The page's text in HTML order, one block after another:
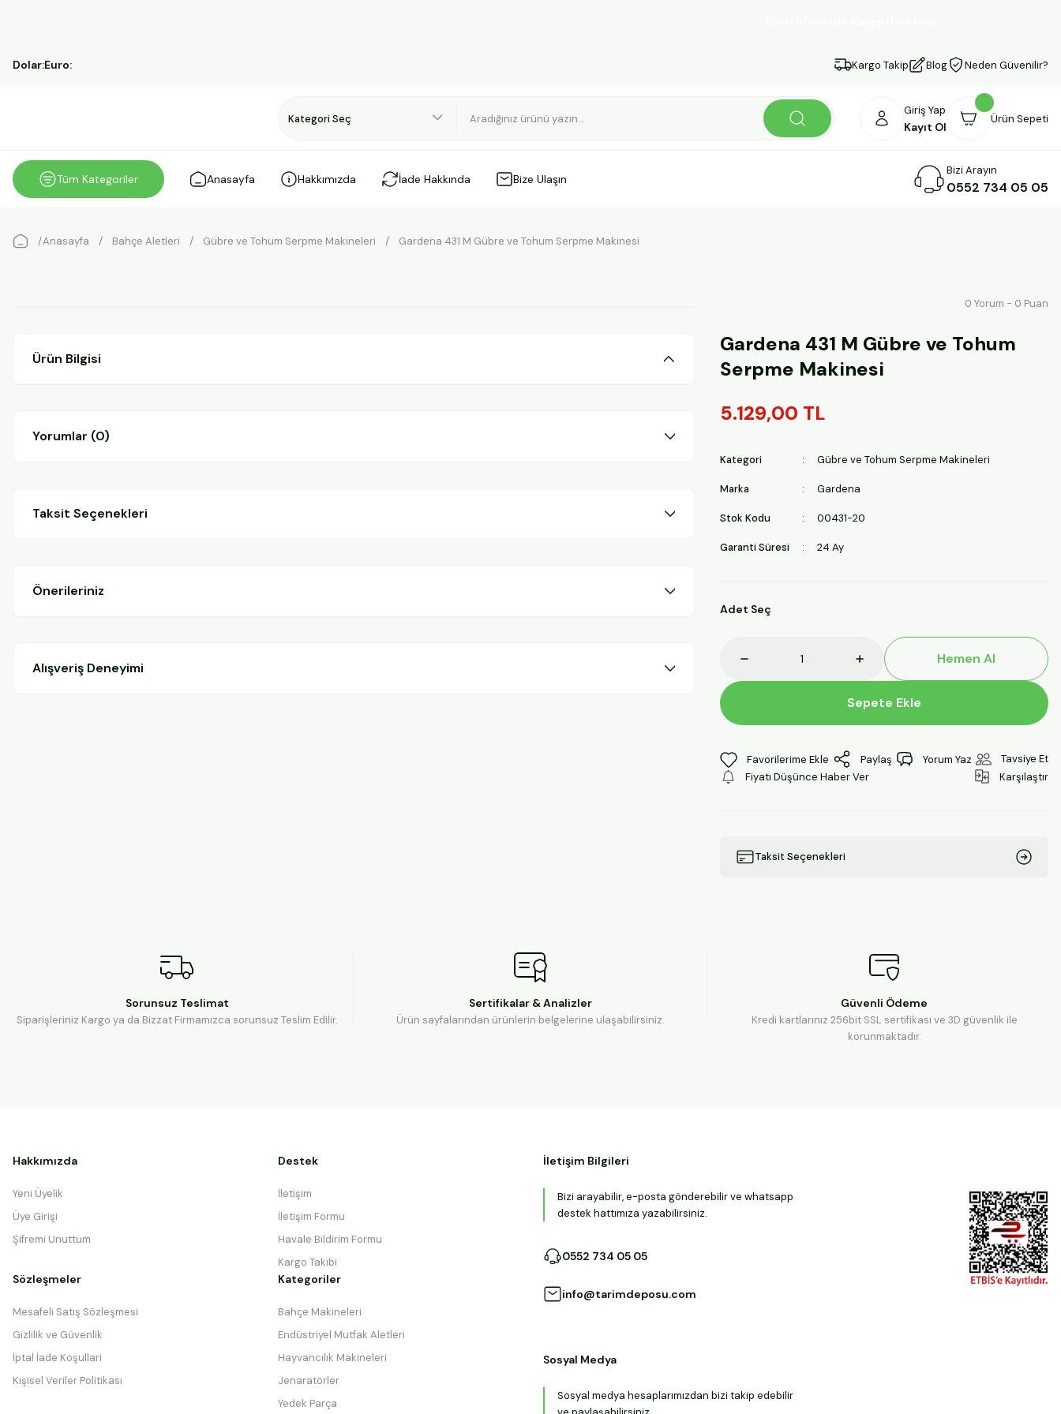
Dolar:Euro: Kargo Takip Blog Neden Güvenilir?
Giriş Yap
Kayıt Ol
Ürün Sepeti
Tüm Kategoriler Anasayfa Hakkımızda İade Hakkında Bize Ulaşın
Bizi Arayın
0552 734 05 05
Anasayfa Bahçe Aletleri Gübre ve Tohum Serpme Makineleri Gardena 431 M Gübre ve Tohum Serpme Makinesi
Ürün Bilgisi
Yorumlar (0)
Taksit Seçenekleri
Önerileriniz
Alışveriş Deneyimi
0 Yorum - 0 Puan
Gardena 431 M Gübre ve Tohum
Serpme Makinesi
5.129,00 TL
Kategori Gübre ve Tohum Serpme Makineleri
Marka Gardena
Stok Kodu 00431-20
Garanti Süresi 24 Ay
Adet Seç
Hemen Al
Sepete Ekle
Paylaş Yorum Yaz
Tavsiye Et
Fiyatı Düşünce Haber Ver
Karşılaştır
Taksit Seçenekleri
Sorunsuz Teslimat
Siparişleriniz Kargo ya da Bizzat Firmamızca sorunsuz Teslim Edilir.
Sertifikalar & Analizler
Ürün sayfalarından ürünlerin belgelerine ulaşabilirsiniz.
Güvenli Ödeme
Kredi kartlarınız 256bit SSL sertifikası ve 3D güvenlik ile
korunmaktadır.
Hakkımızda
Yeni Üyelik
Üye Girişi
Şifremi Unuttum
Destek
İletişim
İletişim Formu
Havale Bildirim Formu
Kargo Takibi
Sözleşmeler
Mesafeli Satış Sözleşmesi
Gizlilik ve Güvenlik
İptal İade Koşullari
Kişisel Veriler Politikası
Kategoriler
Bahçe Makineleri
Endüstriyel Mutfak Aletleri
Hayvancılık Makineleri
Jenaratörler
Yedek Parça
İletişim Bilgileri
Bizi arayabilir, e-posta gönderebilir ve whatsapp
destek hattımıza yazabilirsiniz.
0552 734 05 05
info@tarimdeposu.com
Sosyal Medya
Sosyal medya hesaplarımızdan bizi takip edebilir